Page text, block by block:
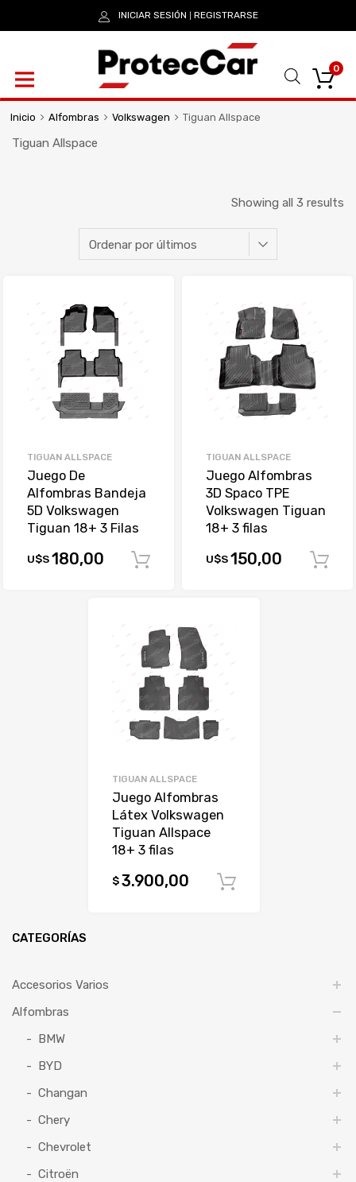
INICIAR SESIÓN REGISTRARSE
0
Inicio Alfombras Volkswagen Tiguan Allspace
Tiguan Allspace
Showing all 3 results
TIGUAN ALLSPACE
Juego De
Alfombras Bandeja
5D Volkswagen
Tiguan 18+ 3 Filas
U$S180,00 Comprar
TIGUAN ALLSPACE
Juego Alfombras
3D Spaco TPE
Volkswagen Tiguan
18+ 3 filas
U$S150,00
TIGUAN ALLSPACE
Juego Alfombras
Látex Volkswagen
Tiguan Allspace
18+ 3 filas
$3.900,00
CATEGORÍAS
Accesorios Varios
Alfombras
BMW
BYD
Changan
Chery
Chevrolet
Citroën